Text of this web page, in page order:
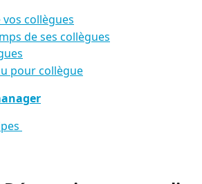
collègues
de ses collègues
pour collègue